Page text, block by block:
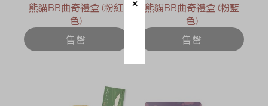
熊貓BB曲奇禮盒 (粉紅
色)
售罄
熊貓BB曲奇禮盒 (粉藍
色)
售罄